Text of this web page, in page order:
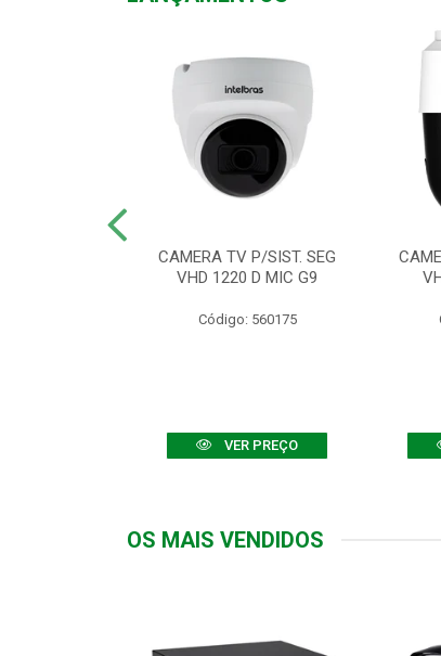
CAMERA TV P/SIST. SEG
VHD 1220 D MIC G9
Código: 560175
VER PREÇO
OS MAIS VENDIDOS